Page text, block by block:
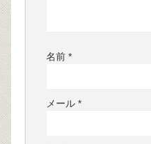
名前 *
メール *